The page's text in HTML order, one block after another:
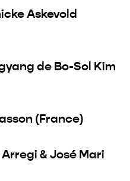
Askevold
de Bo-Sol Kim
(France)
& José Mari